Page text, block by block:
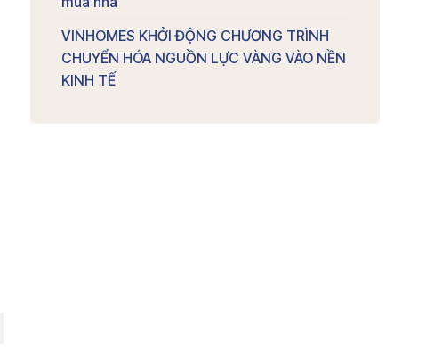
VINHOMES KHỞI ĐỘNG CHƯƠNG TRÌNH
CHUYỂN HÓA NGUỒN LỰC VÀNG VÀO NỀN
KINH TẾ